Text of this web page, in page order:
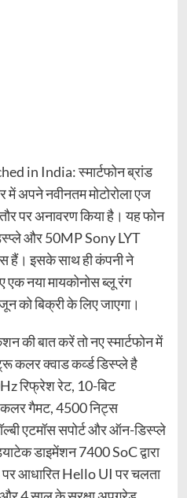
in India: स्मार्टफोन ब्रांड
में अपने नवीनतम मोटोरोला एज
पर अनावरण किया है। यह फोन
और 50MP Sony LYT
हैं। इसके साथ ही कंपनी ने
एक नया मायकोनोस ब्लू रंग
को बिक्री के लिए जाएगा।
की बात करें तो नए स्मार्टफोन में
कलर क्वाड कर्व्ड डिस्प्ले है
रिफ्रेश रेट, 10-बिट
गैमट, 4500 निट्स
एटमॉस सपोर्ट और ऑन-डिस्प्ले
डाइमेंशन 7400 SoC द्वारा
आधारित Hello UI पर चलता